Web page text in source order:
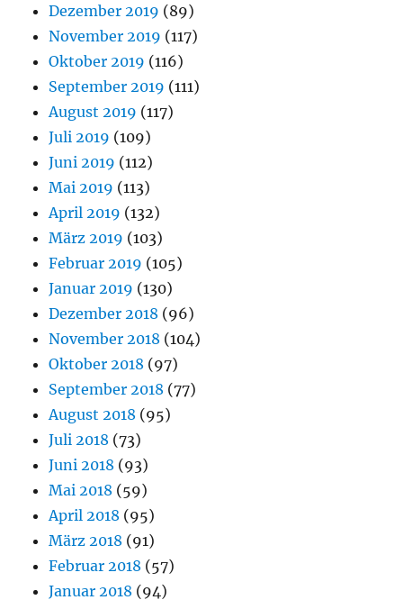
Dezember 2019 (89)
November 2019 (117)
Oktober 2019 (116)
September 2019 (111)
August 2019 (117)
Juli 2019 (109)
Juni 2019 (112)
Mai 2019 (113)
April 2019 (132)
März 2019 (103)
Februar 2019 (105)
Januar 2019 (130)
Dezember 2018 (96)
November 2018 (104)
Oktober 2018 (97)
September 2018 (77)
August 2018 (95)
Juli 2018 (73)
Juni 2018 (93)
Mai 2018 (59)
April 2018 (95)
März 2018 (91)
Februar 2018 (57)
Januar 2018 (94)